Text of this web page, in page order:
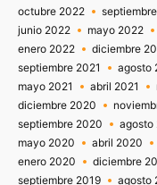
octubre 2022
junio 2022
mayo 2022
enero 2022
diciembre
septiembre 2021
agosto
mayo 2021
abril 2021
diciembre 2020
septiembre 2020
agosto
mayo 2020
abril 2020
enero 2020
diciembre
septiembre 2019
agosto